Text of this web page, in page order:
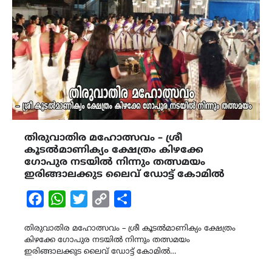
തിരുവാതിര മഹോത്സവം – ശ്രീ
കൂടൽമാണിക്യം ക്ഷേത്രം കിഴക്കേ
ഗോപുര നടയിൽ നിന്നും തത്സമയം
ഇരിങ്ങാലക്കുട ലൈവ് ഡോട്ട് കോമിൽ
FacebookWhatsAppTwitterCopy
തിരുവാതിര മഹോത്സവം – ശ്രീ കൂടൽമാണിക്യം ക്ഷേത്രം
കിഴക്കേ ഗോപുര നടയിൽ നിന്നും തത്സമയം
ഇരിങ്ങാലക്കുട ലൈവ് ഡോട്ട് കോമിൽ…